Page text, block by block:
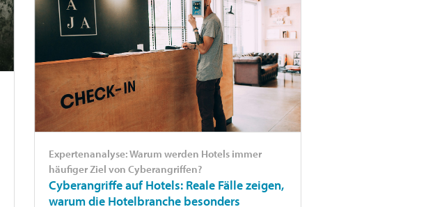
Expertenanalyse: Warum werden Hotels immer
häufiger Ziel von Cyberangriffen?
Cyberangriffe auf Hotels: Reale Fälle zeigen,
warum die Hotelbranche besonders